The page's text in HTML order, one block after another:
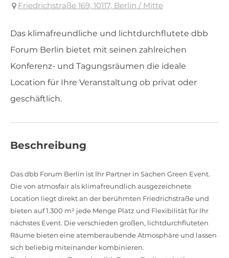
Friedrichstraße 169, 10117, Berlin / Mitte
Das klimafreundliche und lichtdurchflutete dbb
Forum Berlin bietet mit seinen zahlreichen
Konferenz- und Tagungsräumen die ideale
Location für Ihre Veranstaltung ob privat oder
geschäftlich.
Beschreibung
Das dbb Forum Berlin ist Ihr Partner in Sachen Green Event.
Die von atmosfair als klimafreundlich ausgezeichnete
Location liegt direkt an der berühmten Friedrichstraße und
bieten auf 1.300 m² jede Menge Platz und Flexibilität für Ihr
nächstes Event. Die verschieden großen, lichtdurchfluteten
Räume bieten eine atemberaubende Atmosphäre und lassen
sich beliebig miteinander kombinieren.